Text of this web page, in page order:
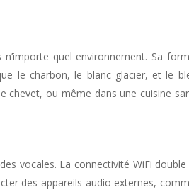
quel environnement. Sa
le charbon, le blanc glacier, et le
ou même dans une cuisine
vocales. La connectivité WiFi
des appareils audio externes,